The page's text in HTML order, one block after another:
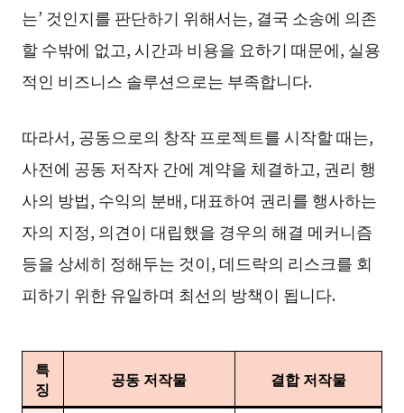
는’ 것인지를 판단하기 위해서는, 결국 소송에 의존
할 수밖에 없고, 시간과 비용을 요하기 때문에, 실용
적인 비즈니스 솔루션으로는 부족합니다.
따라서, 공동으로의 창작 프로젝트를 시작할 때는,
사전에 공동 저작자 간에 계약을 체결하고, 권리 행
사의 방법, 수익의 분배, 대표하여 권리를 행사하는
자의 지정, 의견이 대립했을 경우의 해결 메커니즘
등을 상세히 정해두는 것이, 데드락의 리스크를 회
피하기 위한 유일하며 최선의 방책이 됩니다.
특
징
공동 저작물 결합 저작물